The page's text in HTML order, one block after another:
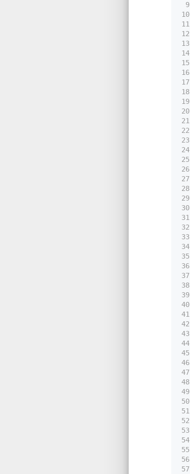
9
10
11
12
13
14
15
16
17
18
19
20
21
22
23
24
25
26
27
28
29
30
31
32
33
34
35
36
37
38
39
40
41
42
43
44
45
46
47
48
49
50
51
52
53
54
55
56
57